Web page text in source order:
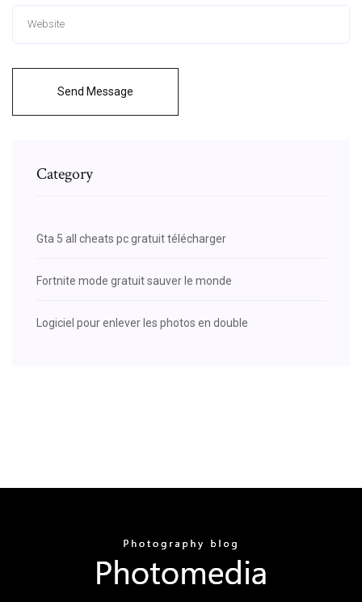
Send Message
Category
Gta 5 all cheats pc gratuit télécharger
Fortnite mode gratuit sauver le monde
Logiciel pour enlever les photos en double